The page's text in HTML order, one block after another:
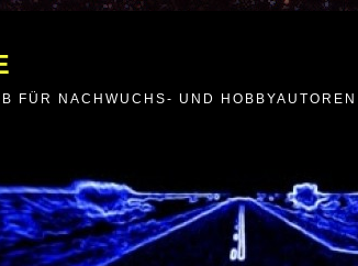
FÜR NACHWUCHS- UND HOBBYAUTOREN